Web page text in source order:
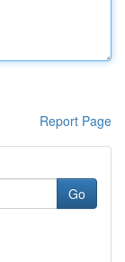
Report Page
Go